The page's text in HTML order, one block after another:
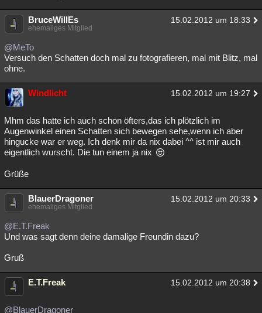
BruceWillEs 15.02.2012 um 18:33
ehemaliges Mitglied
@MeTo
Versuch den Schatten doch mal zu fotografieren, mal mit Blitz, mal
ohne.
Windlicht 15.02.2012 um 19:27
Mhm das hatte ich auch schon öfters,das ich plötzlich im
Augenwinkel einen Schatten sich bewegen sehe,wenn ich aber
hingucke war er weg. Ich denk mir da nix dabei ^^ ist mir auch
eigentlich wurscht. Die tun einem ja nix
Grüße
BlauerDragoner 15.02.2012 um 20:33
ehemaliges Mitglied
@E.T.Freak
Und was sagt denn deine damalige Freundin dazu?
Gruß
E.T.Freak 15.02.2012 um 20:38
@BlauerDragoner